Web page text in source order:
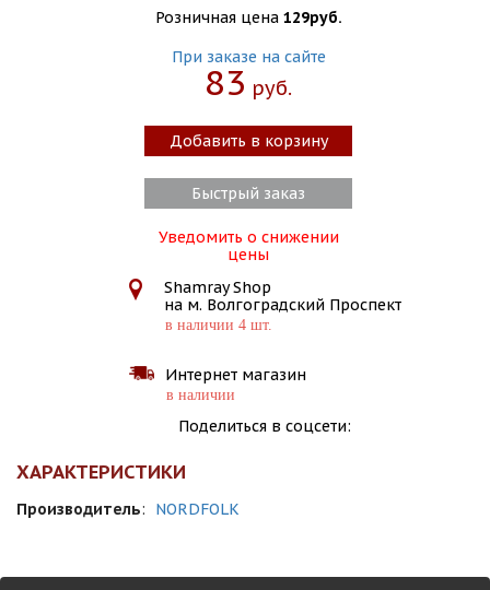
Розничная цена 129руб.
При заказе на сайте
83 Руб.
Добавить в корзину
Быстрый заказ
Уведомить о снижении
цены
Shamray Shop
на м. Волгоградский Проспект
в наличии 4 шт.
Интернет магазин
в наличии
Поделиться в соцсети:
ХАРАКТЕРИСТИКИ
Производитель: NORDFOLK